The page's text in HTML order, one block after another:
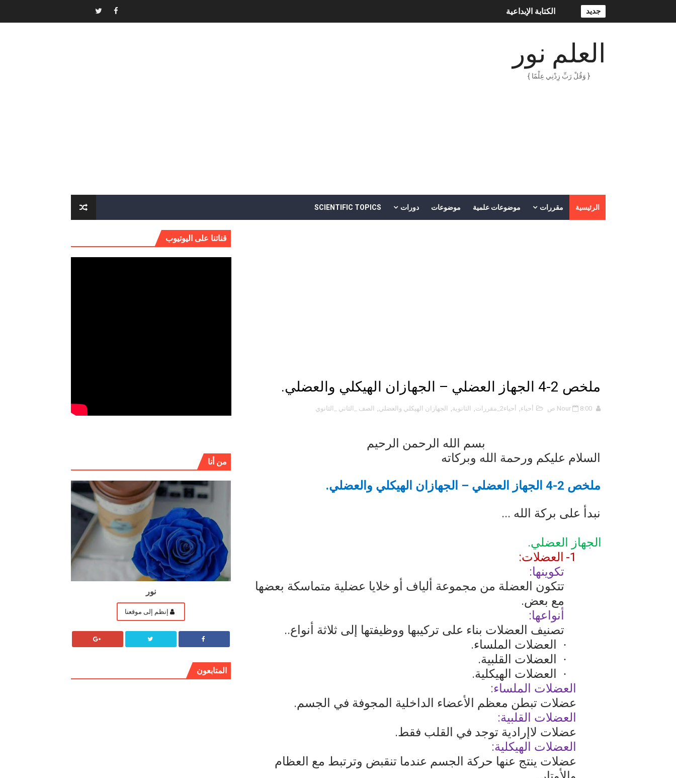
جديد الكتابة الإبداعية
ORACLE 9i بالعربية – محمد - pdf
الذكاء المالي
دليل جميع دروس كيمياء 1 مقررات
اختبار مقنن 5 – المول
نبذة عن كتاب ( نظرية الفستق ) - لفهد عامر الأحمدي
الهكرز خفايا وأسرار – Binary tree
أناس ملهمون يجب أن تقرأ قصصهم
الكتابة الوظيفية
أمن المعلومات بلغة ميسرة – د. خالد بن سليمان الغثبر و د.مهندس / محمد بن عبد الله القحطاني
العلم نور
{ وَقُلْ رَبِّ زِدْنِي عِلْمًا }
الرئيسية مقررات موضوعات علمية موضوعات دورات SCIENTIFIC TOPICS
ملخص 2-4 الجهاز العضلي – الجهازان الهيكلي والعضلي.
Nour 8:00 ص أحياء, أحياء2_مقررات , الثانوية, الجهازان الهيكلي والعضلي, الصف _الثاني _الثانوي
بسم الله الرحمن الرحيم
السلام عليكم ورحمة الله وبركاته
ملخص 2-4 الجهاز العضلي – الجهازان الهيكلي والعضلي.
نبدأ على بركة الله ...
الجهاز العضلي.
1-
العضلات:
تكوينها:
تتكون العضلة من مجموعة ألياف أو خلايا عضلية متماسكة بعضها
مع بعض.
أنواعها:
تصنيف العضلات بناء على تركيبها ووظيفتها إلى ثلاثة أنواع..
· العضلات الملساء.
· العضلات القلبية.
·
العضلات الهيكلية.
العضلات الملساء:
عضلات تبطن معظم الأعضاء الداخلية المجوفة في الجسم.
العضلات القلبية:
عضلات لاإرادية توجد في القلب فقط.
العضلات الهيكلية:
عضلات ينتج عنها حركة الجسم عندما تنقبض وترتبط مع العظام
قناتنا على اليوتيوب
من أنا
نور
إنظم إلى موقعنا
المتابعون